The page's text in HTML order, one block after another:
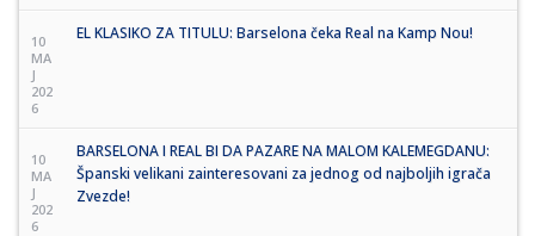
10
MA
J
202
6
EL KLASIKO ZA TITULU: Barselona čeka Real na Kamp Nou!
10
MA
J
202
6
BARSELONA I REAL BI DA PAZARE NA MALOM KALEMEGDANU:
Španski velikani zainteresovani za jednog od najboljih igrača
Zvezde!